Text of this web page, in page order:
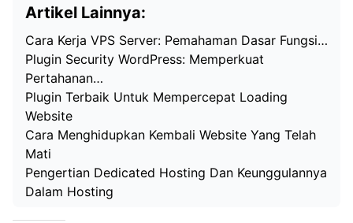
Artikel Lainnya:
Cara Kerja VPS Server: Pemahaman Dasar Fungsi…
Plugin Security WordPress: Memperkuat
Pertahanan…
Plugin Terbaik Untuk Mempercepat Loading
Website
Cara Menghidupkan Kembali Website Yang Telah
Mati
Pengertian Dedicated Hosting Dan Keunggulannya
Dalam Hosting